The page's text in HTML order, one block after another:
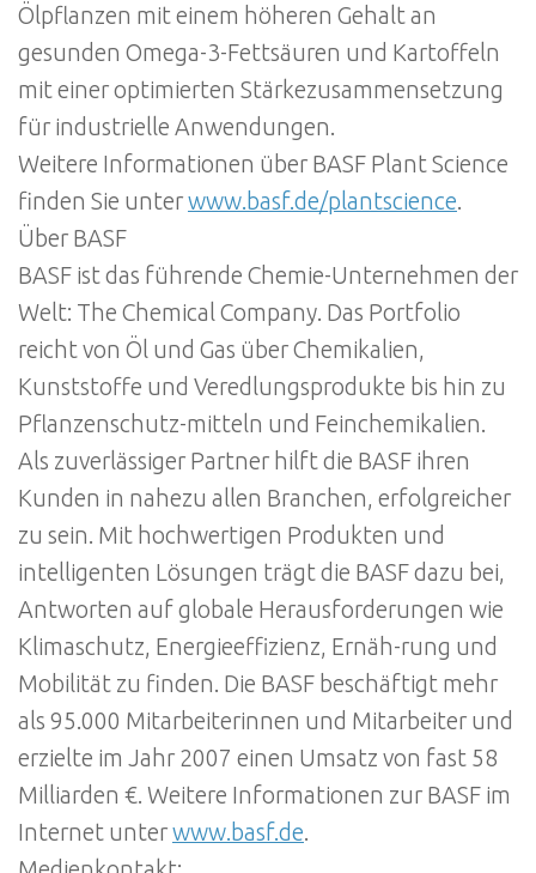
Ölpflanzen mit einem höheren Gehalt an
gesunden Omega-3-Fettsäuren und Kartoffeln
mit einer optimierten Stärkezusammensetzung
für industrielle Anwendungen.
Weitere Informationen über BASF Plant Science
finden Sie unterwww.basf.de/plantscience.
Über BASF
BASF ist das führende Chemie-Unternehmen der
Welt: The Chemical Company. Das Portfolio
reicht von Öl und Gas über Chemikalien,
Kunststoffe und Veredlungsprodukte bis hin zu
Pflanzenschutz-mitteln und Feinchemikalien.
Als zuverlässiger Partner hilft die BASF ihren
Kunden in nahezu allen Branchen, erfolgreicher
zu sein. Mit hochwertigen Produkten und
intelligenten Lösungen trägt die BASF dazu bei,
Antworten auf globale Herausforderungen wie
Klimaschutz, Energieeffizienz, Ernäh-rung und
Mobilität zu finden. Die BASF beschäftigt mehr
als 95.000 Mitarbeiterinnen und Mitarbeiter und
erzielte im Jahr 2007 einen Umsatz von fast 58
Milliarden €. Weitere Informationen zur BASF im
Internet unterwww.basf.de.